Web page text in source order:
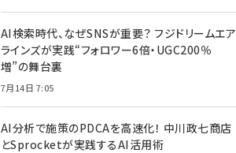
AI検索時代、なぜSNSが重要？ フジドリームエア
ラインズが実践“フォロワー6倍・UGC200％
増”の舞台裏
7月14日 7:05
AI分析で施策のPDCAを高速化！ 中川政七商店
とSprocketが実践するAI活用術